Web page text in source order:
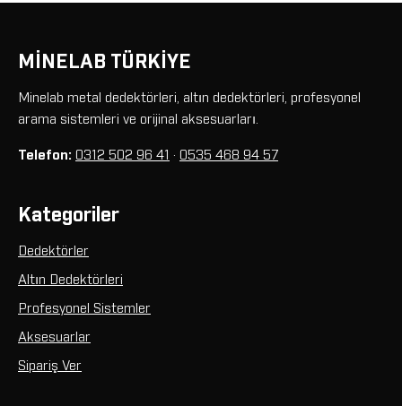
MİNELAB TÜRKİYE
Minelab metal dedektörleri, altın dedektörleri, profesyonel
arama sistemleri ve orijinal aksesuarları.
Telefon: 0312 502 96 41 · 0535 468 94 57
Kategoriler
Dedektörler
Altın Dedektörleri
Profesyonel Sistemler
Aksesuarlar
Sipariş Ver